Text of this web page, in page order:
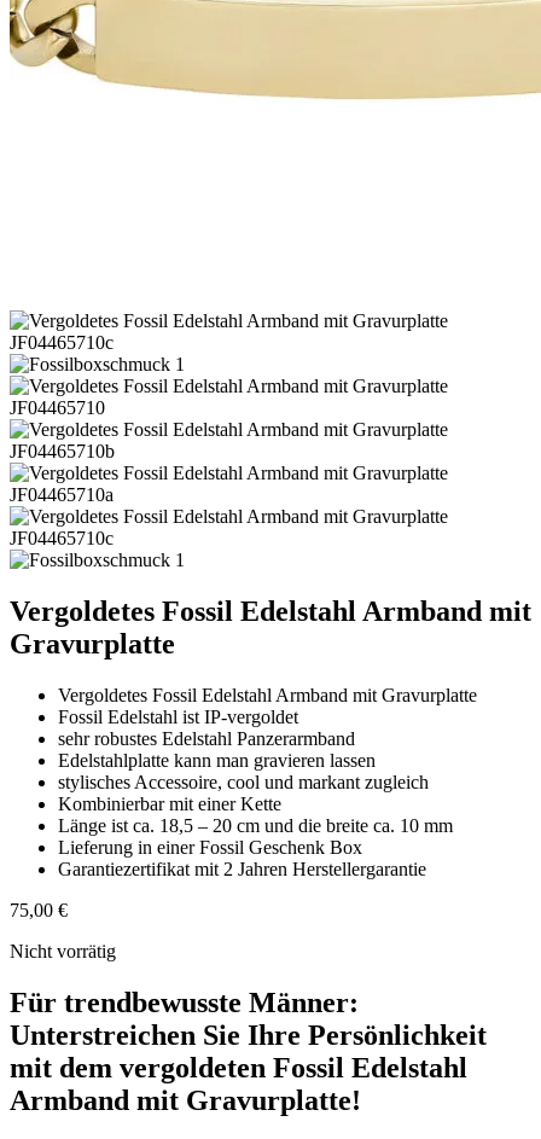
Vergoldetes Fossil Edelstahl Armband mit
Gravurplatte
Vergoldetes Fossil Edelstahl Armband mit Gravurplatte
Fossil Edelstahl ist IP-vergoldet
sehr robustes Edelstahl Panzerarmband
Edelstahlplatte kann man gravieren lassen
stylisches Accessoire, cool und markant zugleich
Kombinierbar mit einer Kette
Länge ist ca. 18,5 – 20 cm und die breite ca. 10 mm
Lieferung in einer Fossil Geschenk Box
Garantiezertifikat mit 2 Jahren Herstellergarantie
75,00 €
Nicht vorrätig
Für trendbewusste Männer:
Unterstreichen Sie Ihre Persönlichkeit
mit dem vergoldeten Fossil Edelstahl
Armband mit Gravurplatte!